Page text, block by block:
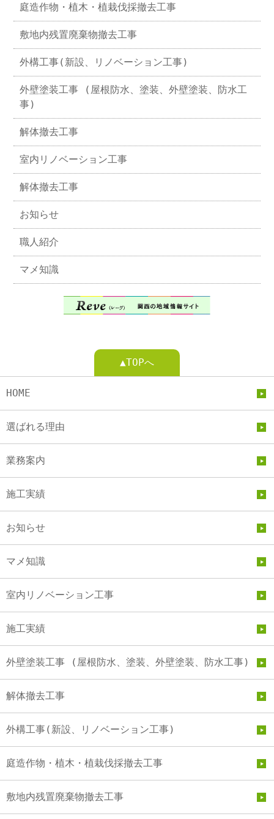
庭造作物・植木・植栽伐採撤去工事
敷地内残置廃棄物撤去工事
外構工事(新設、リノベーション工事)
外壁塗装工事 (屋根防水、塗装、外壁塗装、防水工
事)
解体撤去工事
室内リノベーション工事
解体撤去工事
お知らせ
職人紹介
マメ知識
▲TOPへ
HOME
選ばれる理由
業務案内
施工実績
お知らせ
マメ知識
室内リノベーション工事
施工実績
外壁塗装工事 (屋根防水、塗装、外壁塗装、防水工事)
解体撤去工事
外構工事(新設、リノベーション工事)
庭造作物・植木・植栽伐採撤去工事
敷地内残置廃棄物撤去工事